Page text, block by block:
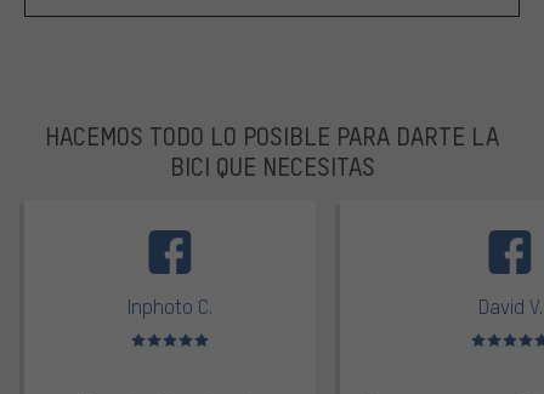
HACEMOS TODO LO POSIBLE PARA DARTE LA
BICI QUE NECESITAS
Inphoto C.
Valoración media: 5 de 5
David V.
Valoración